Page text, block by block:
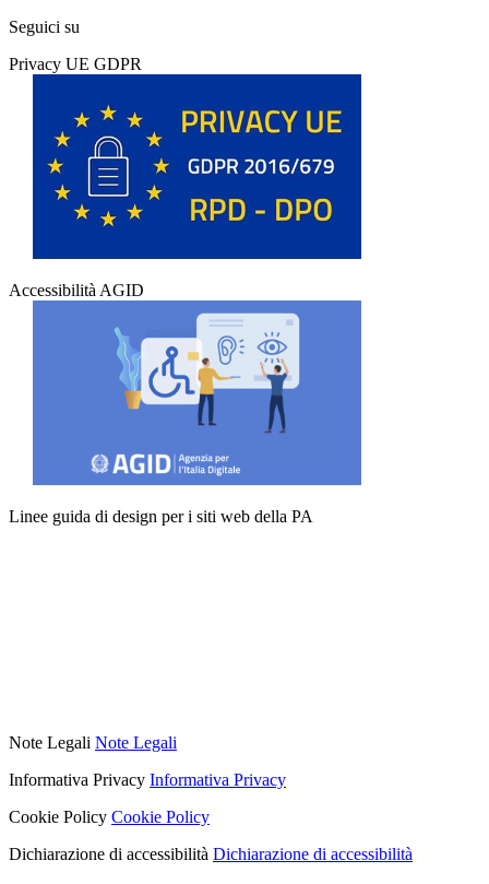
Seguici su
Privacy UE GDPR
Accessibilità AGID
Linee guida di design per i siti web della PA
Note Legali Note Legali
Informativa Privacy Informativa Privacy
Cookie Policy Cookie Policy
Dichiarazione di accessibilità Dichiarazione di accessibilità